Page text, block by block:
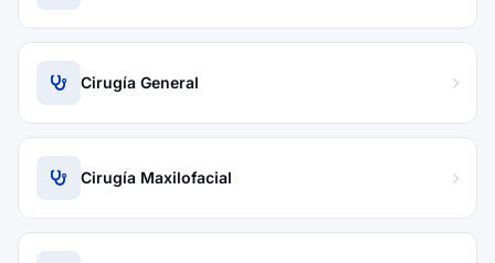
Cirugía General
Cirugía Maxilofacial